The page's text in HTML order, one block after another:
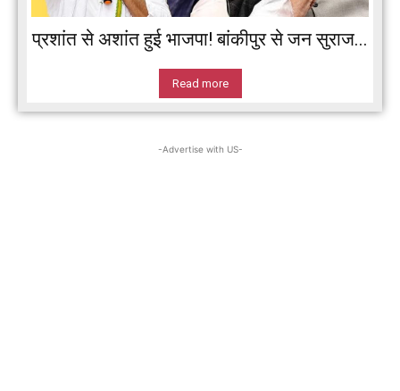
प्रशांत से अशांत हुई भाजपा! बांकीपुर से जन सुराज...
Read more
-Advertise with US-